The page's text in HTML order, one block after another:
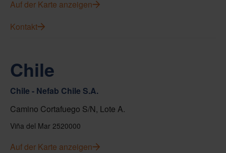
Auf der Karte anzeigen
Kontakt
Chile
Chile - Nefab Chile S.A.
Camino Cortafuego S/N, Lote A.
Viña del Mar 2520000
Auf der Karte anzeigen